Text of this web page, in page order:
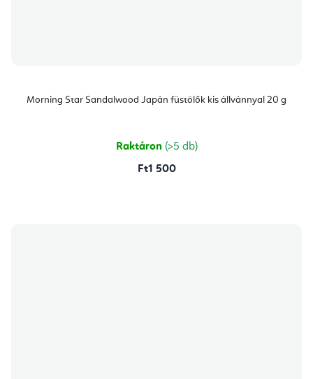
Morning Star Sandalwood Japán füstölők kis állvánnyal 20 g
Raktáron (>5 db)
Ft1 500